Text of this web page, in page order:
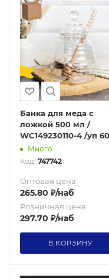
Банка для меда с
ложкой 500 мл /
WC149230110-4 /уп
Много
Код: 747742
Оптовая цена
265.80 ₽/наб
Розничная цена
297.70 ₽/наб
В КОРЗИНУ